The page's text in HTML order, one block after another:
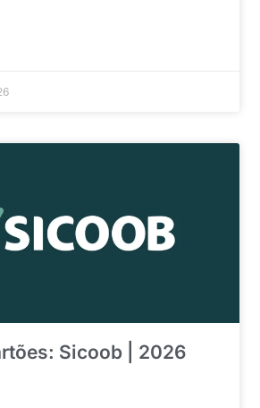
Sicoob | 2026